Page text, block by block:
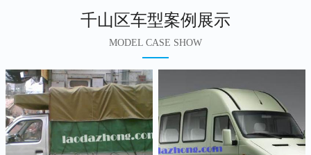
千山区车型案例展示
MODEL CASE SHOW